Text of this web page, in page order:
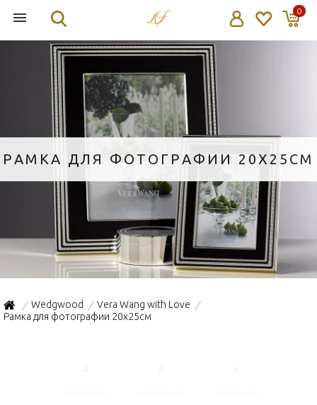
0
РАМКА ДЛЯ ФОТОГРАФИИ 20X25СМ
/ Wedgwood / Vera Wang with Love /
Рамка для фотографии 20x25см